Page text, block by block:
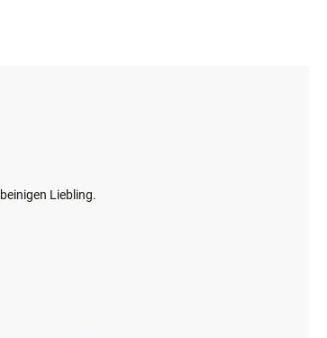
Liebling.